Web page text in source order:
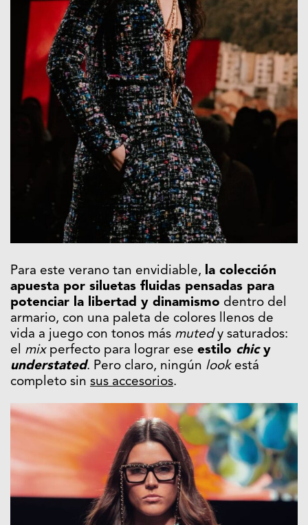
Para este verano tan envidiable, la colección
apuesta por siluetas fluidas pensadas para
potenciar la libertad y dinamismo dentro del
armario, con una paleta de colores llenos de
vida a juego con tonos más mutedy saturados:
el mixperfecto para lograr ese estilo chicy
understated. Pero claro, ningún lookestá
completo sin sus accesorios.